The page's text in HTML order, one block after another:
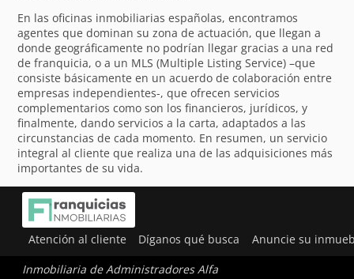
En las oficinas inmobiliarias españolas, encontramos
agentes que dominan su zona de actuación, que llegan a
donde geográficamente no podrían llegar gracias a una red
de franquicia, o a un MLS (Multiple Listing Service) –que
consiste básicamente en un acuerdo de colaboración entre
empresas independientes-, que ofrecen servicios
complementarios como son los financieros, jurídicos, y
finalmente, dando servicios a la carta, adaptados a las
circunstancias de cada momento. En resumen, un servicio
integral al cliente que realiza una de las adquisiciones más
importantes de su vida.
Atención al cliente Díganos qué busca Anuncie su
Inmobiliaria de Administradores Alfa